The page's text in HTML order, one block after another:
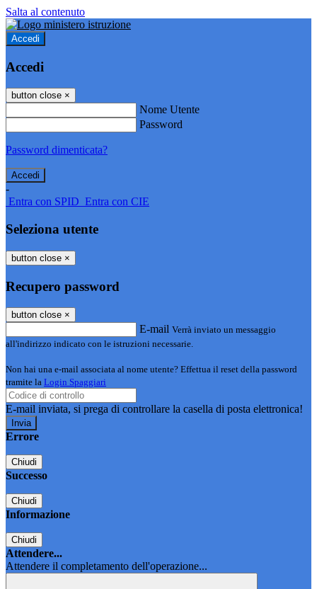
Salta al contenuto
Accedi
Accedi
button close ×
Nome Utente
Password
Password dimenticata?
-
Entra con SPID Entra con CIE
Seleziona utente
button close ×
Recupero password
button close ×
E-mail Verrà inviato un messaggio
all'indirizzo indicato con le istruzioni necessarie.
Non hai una e-mail associata al nome utente? Effettua il reset della password
tramite la Login Spaggiari
E-mail inviata, si prega di controllare la casella di posta elettronica!
Errore
Chiudi
Successo
Chiudi
Informazione
Chiudi
Attendere...
Attendere il completamento dell'operazione...